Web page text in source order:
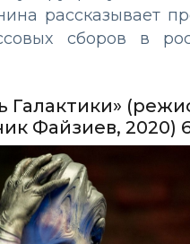
рассказывает
сборов в
Галактики»
Файзиев, 2020)